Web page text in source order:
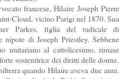
francese, Hilaire Joseph Pierre
Cloud, vicino Parigi nel 1870. Sua
Parkes, figlia del radicale di
nipote di Joseph Priestley. Sebbene
unitariano al cattolicesimo, rimase
sostenitrice dei diritti delle donne.
quando Hilaire aveva due anni.